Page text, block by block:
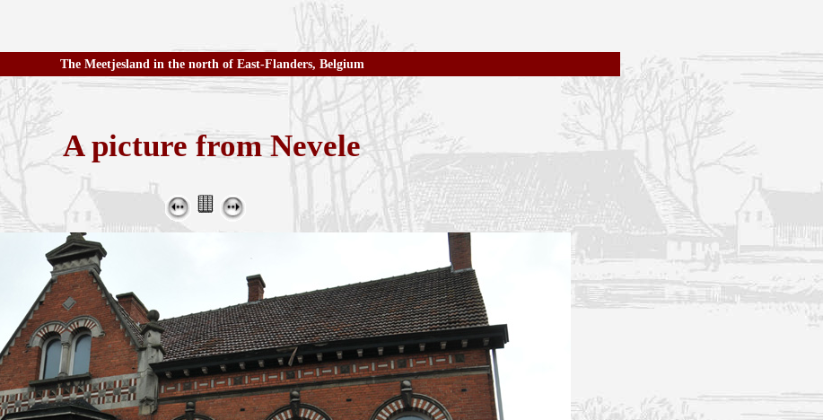
The Meetjesland in the north of East-Flanders, Belgium
A picture from Nevele